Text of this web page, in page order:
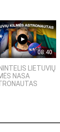
08:40
LIETUVIŲ
NASA